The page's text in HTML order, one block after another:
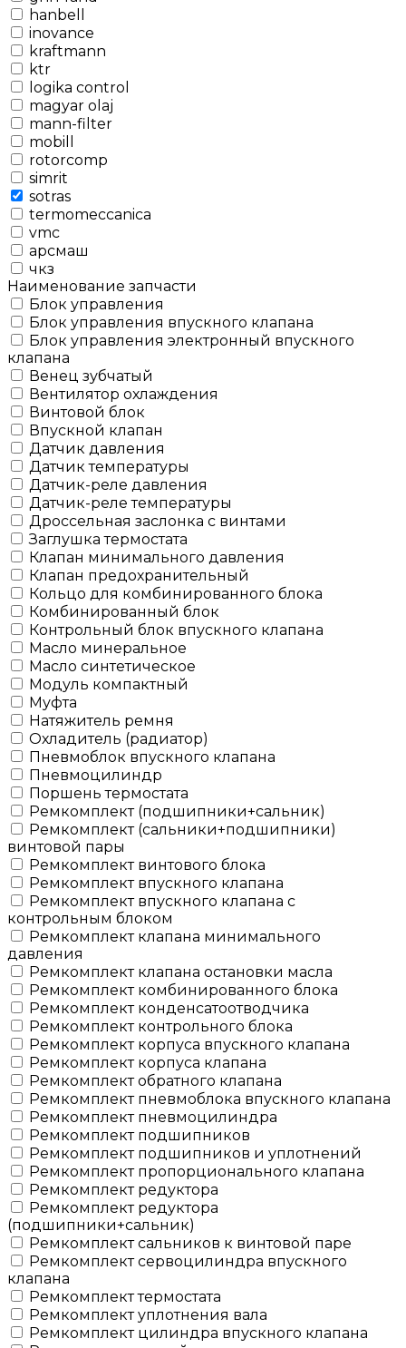
hanbell
inovance
kraftmann
ktr
logika control
magyar olaj
mann-filter
mobill
rotorcomp
simrit
sotras
termomeccanica
vmc
арсмаш
чкз
Наименование запчасти
Блок управления
Блок управления впускного клапана
Блок управления электронный впускного
клапана
Венец зубчатый
Вентилятор охлаждения
Винтовой блок
Впускной клапан
Датчик давления
Датчик температуры
Датчик-реле давления
Датчик-реле температуры
Дроссельная заслонка с винтами
Заглушка термостата
Клапан минимального давления
Клапан предохранительный
Кольцо для комбинированного блока
Комбинированный блок
Контрольный блок впускного клапана
Масло минеральное
Масло синтетическое
Модуль компактный
Муфта
Натяжитель ремня
Охладитель (радиатор)
Пневмоблок впускного клапана
Пневмоцилиндр
Поршень термостата
Ремкомплект (подшипники+сальник)
Ремкомплект (сальники+подшипники)
винтовой пары
Ремкомплект винтового блока
Ремкомплект впускного клапана
Ремкомплект впускного клапана с
контрольным блоком
Ремкомплект клапана минимального
давления
Ремкомплект клапана остановки масла
Ремкомплект комбинированного блока
Ремкомплект конденсатоотводчика
Ремкомплект контрольного блока
Ремкомплект корпуса впускного клапана
Ремкомплект корпуса клапана
Ремкомплект обратного клапана
Ремкомплект пневмоблока впускного клапана
Ремкомплект пневмоцилиндра
Ремкомплект подшипников
Ремкомплект подшипников и уплотнений
Ремкомплект пропорционального клапана
Ремкомплект редуктора
Ремкомплект редуктора
(подшипники+сальник)
Ремкомплект сальников к винтовой паре
Ремкомплект сервоцилиндра впускного
клапана
Ремкомплект термостата
Ремкомплект уплотнения вала
Ремкомплект цилиндра впускного клапана